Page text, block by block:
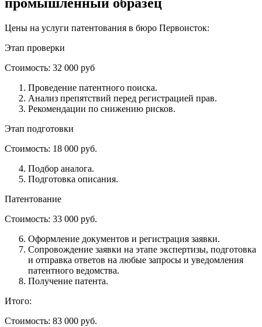
Цены на услуги патентования в бюро Первоисток:
Этап проверки
Стоимость: 32 000 руб
Проведение патентного поиска.
Анализ препятствий перед регистрацией прав.
Рекомендации по снижению рисков.
Этап подготовки
Стоимость: 18 000 руб.
Подбор аналога.
Подготовка описания.
Патентование
Стоимость: 33 000 руб.
Оформление документов и регистрация заявки.
Сопровождение заявки на этапе экспертизы, подготовка
и отправка ответов на любые запросы и уведомления
патентного ведомства.
Получение патента.
Итого:
Стоимость: 83 000 руб.